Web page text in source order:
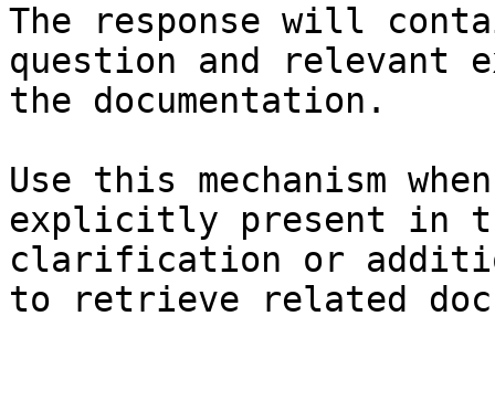
The response will
question and relevant
the documentation.
Use this mechanism
explicitly present in
clarification or